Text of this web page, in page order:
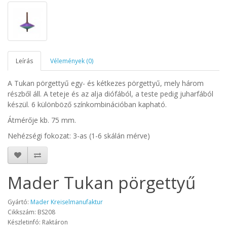
Leírás Vélemények (0)
A Tukan pörgettyű egy- és kétkezes pörgettyű, mely három
részből áll. A teteje és az alja diófából, a teste pedig juharfából
készül. 6 különböző színkombinációban kapható.
Átmérője kb. 75 mm.
Nehézségi fokozat: 3-as (1-6 skálán mérve)
Mader Tukan pörgettyű
Gyártó: Mader Kreiselmanufaktur
Cikkszám: BS208
Készletinfó: Raktáron